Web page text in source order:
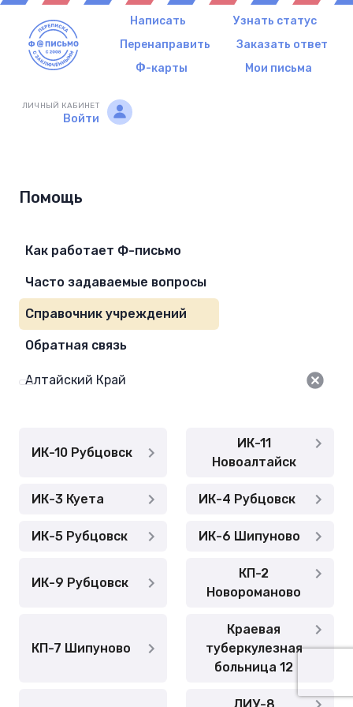
Написать
Узнать статус
Перенаправить
Заказать ответ
Ф-карты
Мои письма
ЛИЧНЫЙ КАБИНЕТ
Войти
Помощь
Как работает Ф-письмо
Часто задаваемые вопросы
Справочник учреждений
Обратная связь
ИК-10 Рубцовск
ИК-11
Новоалтайск
ИК-3 Куета ИК-4 Рубцовск
ИК-5 Рубцовск ИК-6 Шипуново
ИК-9 Рубцовск
КП-2
Новороманово
КП-7 Шипуново
Краевая
туберкулезная
больница 12